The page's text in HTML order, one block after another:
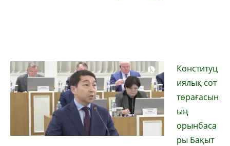
Конституц
иялық сот
төрағасын
ың
орынбаса
ры Бақыт